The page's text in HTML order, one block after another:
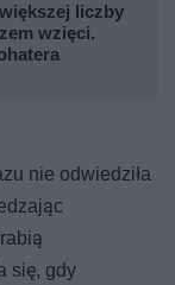
liczby
wzięci.
nie odwiedziła
się, gdy